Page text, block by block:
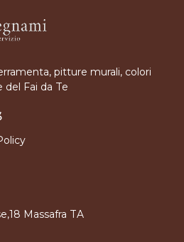
pitture murali, colori
del Fai da Te
Massafra TA